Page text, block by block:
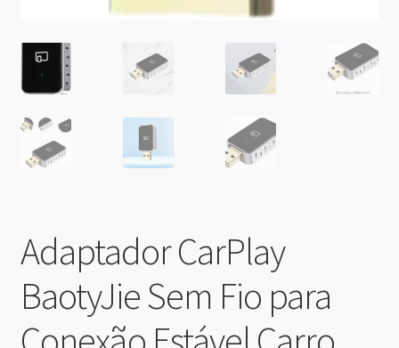
Adaptador CarPlay
BaotyJie Sem Fio para